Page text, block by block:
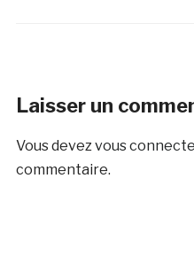
Laisser un
Vous devezvous
commentaire.